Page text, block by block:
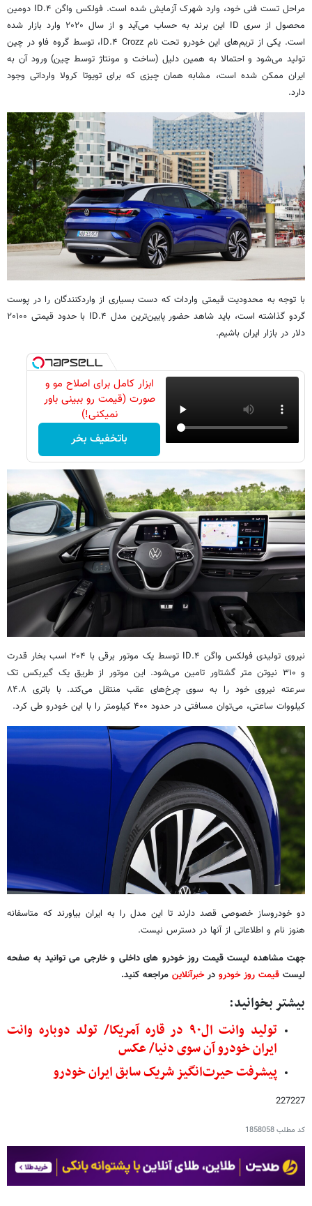
مراحل تست فنی خود، وارد شهرک آزمایش شده است. فولکس واگن ID.۴ دومین
محصول از سری ID این برند به حساب می‌آید و از سال ۲۰۲۰ وارد بازار شده
است. یکی از تریم‌های این خودرو تحت نام ID.۴ Crozz، توسط گروه فاو در چین
تولید می‌شود و احتمالا به همین دلیل (ساخت و مونتاژ توسط چین) ورود آن به
ایران ممکن شده است، مشابه همان چیزی که برای تویوتا کرولا وارداتی وجود
دارد.
با توجه به محدودیت قیمتی واردات که دست بسیاری از واردکنندگان را در پوست
گردو گذاشته است، باید شاهد حضور پایین‌ترین مدل ID.۴ با حدود قیمتی ۲۰۱۰۰
دلار در بازار ایران باشیم.
ابزار کامل برای اصلاح مو و
صورت (قیمت رو ببینی باور
نمیکنی!)
باتخفیف بخر
نیروی تولیدی فولکس واگن ID.۴ توسط یک موتور برقی با ۲۰۴ اسب بخار قدرت
و ۳۱۰ نیوتن متر گشتاور تامین می‌شود. این موتور از طریق یک گیربکس تک
سرعته نیروی خود را به سوی چرخ‌های عقب منتقل می‌کند. با باتری ۸۴.۸
کیلووات ساعتی، می‌توان مسافتی در حدود ۴۰۰ کیلومتر را با این خودرو طی کرد.
دو خودروساز خصوصی قصد دارند تا این مدل را به ایران بیاورند که متاسفانه
هنوز نام و اطلاعاتی از آنها در دسترس نیست.
جهت مشاهده لیست قیمت روز خودرو های داخلی و خارجی می توانید به صفحه
لیست قیمت روز خودرو درخبرآنلاین مراجعه کنید.
بیشتر بخوانید:
تولید وانت ال۹۰ در قاره آمریکا/ تولد دوباره وانت
ایران خودرو آن سوی دنیا/ عکس
پیشرفت حیرت‌انگیز شریک سابق ایران خودرو
227227
کد مطلب1858058